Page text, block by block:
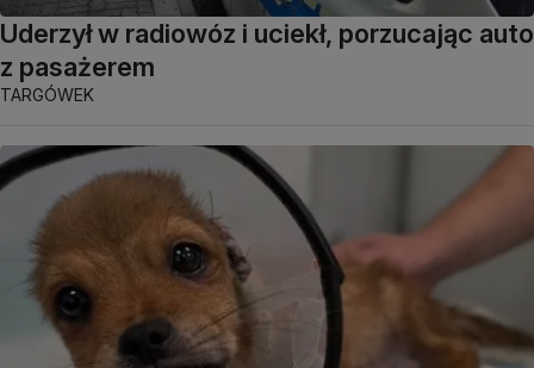
Uderzył w radiowóz i uciekł, porzucając auto
z pasażerem
TARGÓWEK